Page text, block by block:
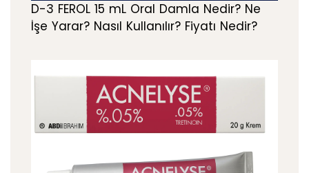
D-3 FEROL 15 mL Oral Damla Nedir? Ne
İşe Yarar? Nasıl Kullanılır? Fiyatı Nedir?